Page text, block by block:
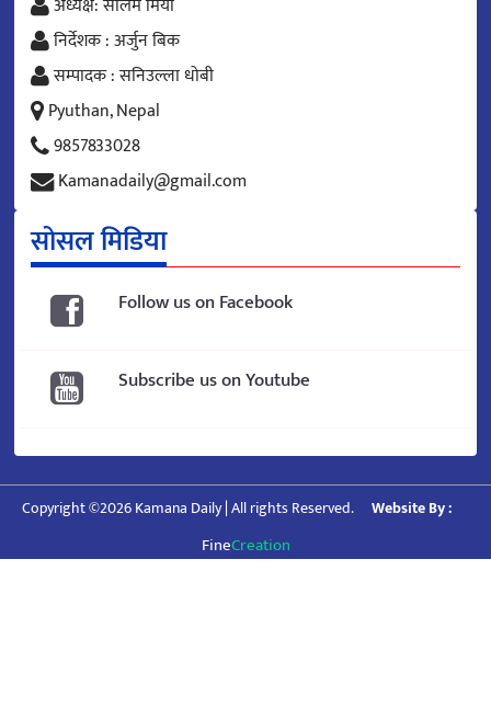
अध्यक्ष: सलिम मिया
निर्देशक : अर्जुन बिक
सम्पादक : सनिउल्ला धोबी
Pyuthan, Nepal
9857833028
Kamanadaily@gmail.com
सोसल मिडिया
Follow us on Facebook
Subscribe us on Youtube
Copyright ©2026 Kamana Daily | All rights Reserved. Website By :
FineCreation